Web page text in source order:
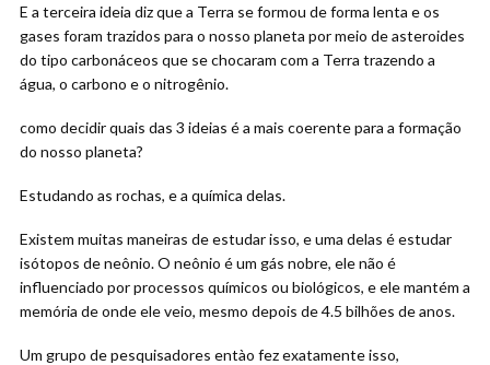
E a terceira ideia diz que a Terra se formou de forma lenta e os
gases foram trazidos para o nosso planeta por meio de asteroides
do tipo carbonáceos que se chocaram com a Terra trazendo a
água, o carbono e o nitrogênio.
como decidir quais das 3 ideias é a mais coerente para a formação
do nosso planeta?
Estudando as rochas, e a química delas.
Existem muitas maneiras de estudar isso, e uma delas é estudar
isótopos de neônio. O neônio é um gás nobre, ele não é
influenciado por processos químicos ou biológicos, e ele mantém a
memória de onde ele veio, mesmo depois de 4.5 bilhões de anos.
Um grupo de pesquisadores entào fez exatamente isso,